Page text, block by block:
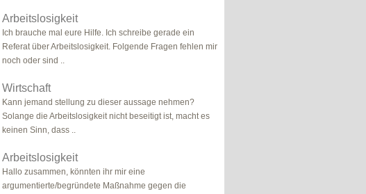
Arbeitslosigkeit
Ich brauche mal eure Hilfe. Ich schreibe gerade ein
Referat über Arbeitslosigkeit. Folgende Fragen fehlen mir
noch oder sind ..
Wirtschaft
Kann jemand stellung zu dieser aussage nehmen?
Solange die Arbeitslosigkeit nicht beseitigt ist, macht es
keinen Sinn, dass ..
Arbeitslosigkeit
Hallo zusammen, könnten ihr mir eine
argumentierte/begründete Maßnahme gegen die